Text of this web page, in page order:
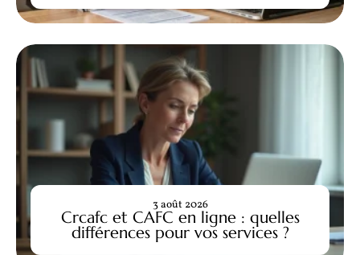
Crcafc et CAFC en ligne : quelles
différences pour vos services ?
3 août 2026